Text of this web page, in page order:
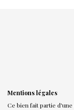
Mentions légales
Ce bien fait partie